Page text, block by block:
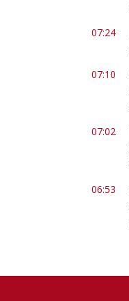
07:24
07:10
07:02
06:53